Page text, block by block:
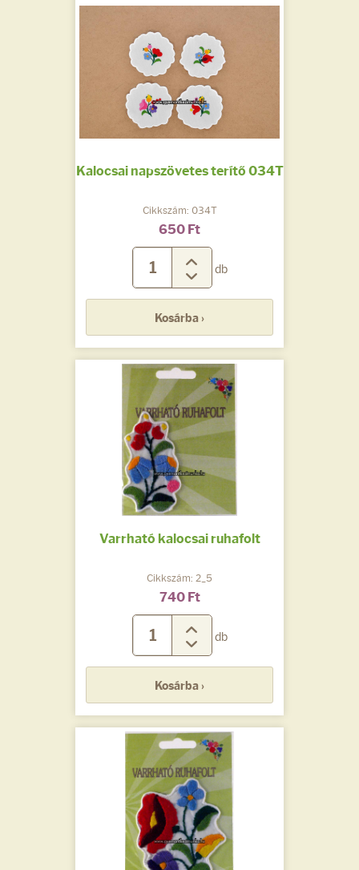
Kalocsai napszövetes terítő 034T
Cikkszám: 034T
650 Ft
db
Kosárba ›
Varrható kalocsai ruhafolt
Cikkszám: 2_5
740 Ft
db
Kosárba ›